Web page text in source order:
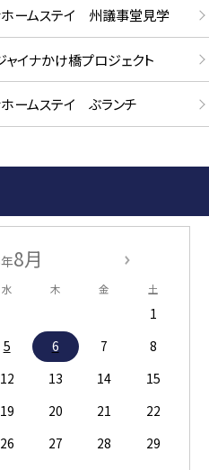
ホームステイ 州議事堂見学
イナかけ橋プロジェクト
ホームステイ ぶランチ
8月
水 木 金 土
1
5 6 7
8
12 13 14
15
19 20 21
22
26 27 28
29